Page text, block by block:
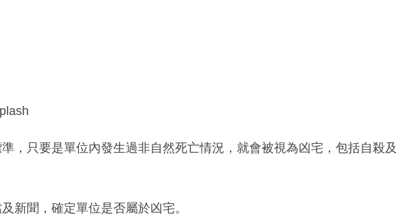
，只要是單位內發生過非自然死亡情況，就會被視為凶宅，包括自殺及
新聞，確定單位是否屬於凶宅。